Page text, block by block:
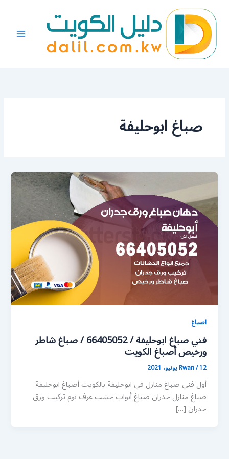
المحتوى
صباغ ابوحليفة
اصباغ
فني صباغ ابوحليفة / 66405052 / صباغ شاطر
ورخيص أصباغ الكويت
Rwan/12 يونيو، 2021
أول فني صباغ منازل في ابوحليفة بالكويت أصباغ ابوحليفة
صباغ منازل جدران صباغ أبواب خشب غرف نوم تركيب ورق
جدران […]